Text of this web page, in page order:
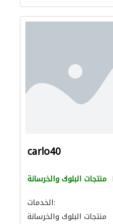
carlo40
منتجات البلوك والخرسانة
الخدمات:
منتجات البلوك والخرسانة